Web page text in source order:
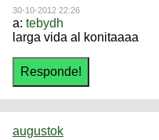
30-10-2012 22:26
a: tebydh
larga vida al konitaaaa
augustok